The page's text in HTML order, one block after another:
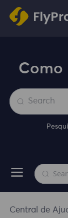
Como
Central de